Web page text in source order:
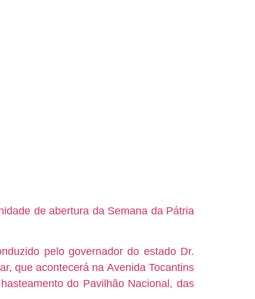
de abertura da Semana da Pátria
pelo governador do estado Dr.
que acontecerá na Avenida Tocantins
do Pavilhão Nacional, das